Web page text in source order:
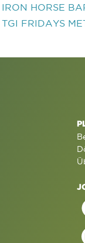
IRON HORSE
TGI FRIDAYS